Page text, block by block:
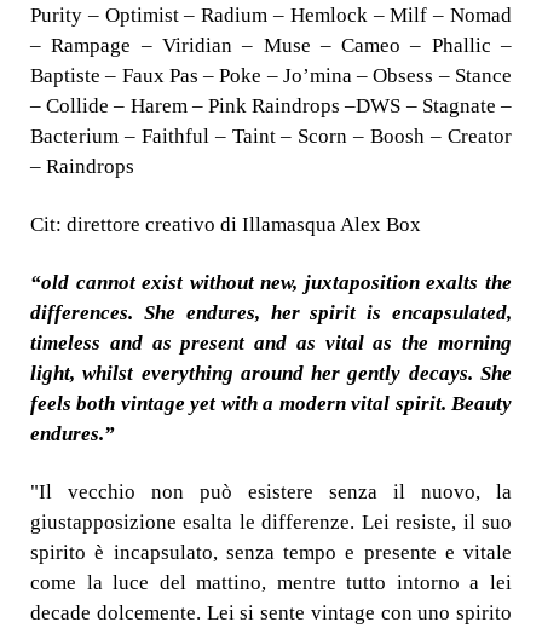
Purity – Optimist – Radium – Hemlock – Milf – Nomad
– Rampage – Viridian – Muse – Cameo – Phallic –
Baptiste – Faux Pas – Poke – Jo’mina – Obsess – Stance
– Collide – Harem – Pink Raindrops –DWS – Stagnate –
Bacterium – Faithful – Taint – Scorn – Boosh – Creator
– Raindrops
Cit: direttore creativo di Illamasqua Alex Box
“old cannot exist without new, juxtaposition exalts the
differences. She endures, her spirit is encapsulated,
timeless and as present and as vital as the morning
light, whilst everything around her gently decays. She
feels both vintage yet with a modern vital spirit. Beauty
endures.”
"Il vecchio non può esistere senza il nuovo, la
giustapposizione esalta le differenze. Lei resiste, il suo
spirito è incapsulato, senza tempo e presente e vitale
come la luce del mattino, mentre tutto intorno a lei
decade dolcemente. Lei si sente vintage con uno spirito